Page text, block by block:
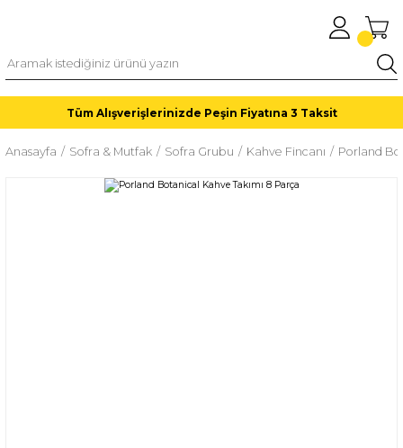
Tüm Alışverişlerinizde Peşin Fiyatına 3 Taksit
Anasayfa Sofra & Mutfak Sofra Grubu Kahve Fincanı Porland